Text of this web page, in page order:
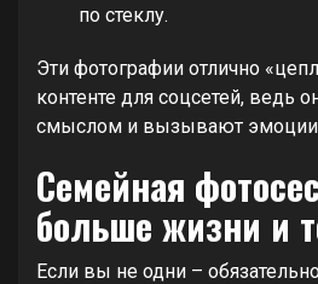
по стеклу.
Эти фотографии отлично
контенте для соцсетей, ведь
смыслом и вызывают
Семейная
больше жизни и
Если вы не одни –